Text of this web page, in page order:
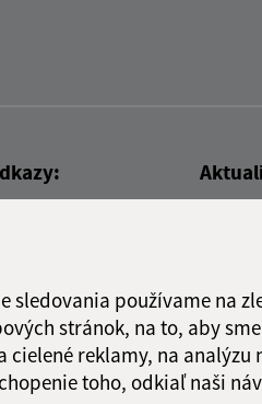
sledovania používame na
stránok, na to, aby
reklamy, na analýzu
toho, odkiaľ naši